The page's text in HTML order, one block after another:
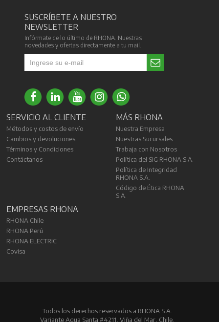
SUSCRÍBETE A NUESTRO
NEWSLETTER
Infórmate de lo último de RHONA. Nuestras
novedades y ofertas directamente a tu mail.
SERVICIO AL CLIENTE
Métodos y costos de envío
Cambios y devoluciones
Términos y Condiciones
Contáctanos
MÁS RHONA
Nuestra Empresa
Nuestras Sucursales
Trabaja con Nosotros
Política del SIG RHONA S.A.
Política de Integridad
RHONA S.A.
Código de Ética RHONA
S.A.
EMPRESAS RHONA
RHONA Chile
RHONA Perú
RHONA ELECTRIC
Covisa
Todos los derechos reservados a RHONA S.A.
Variante Agua Santa #4211, Viña del Mar, Chile.